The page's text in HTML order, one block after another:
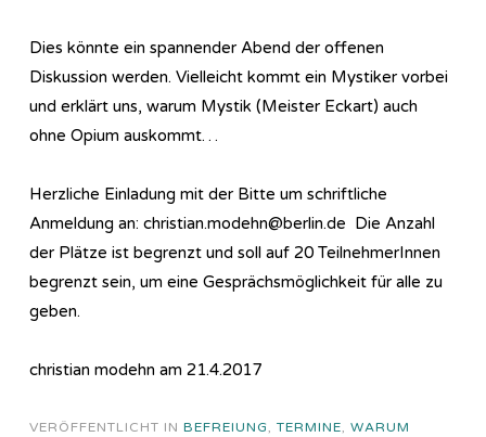
Dies könnte ein spannender Abend der offenen
Diskussion werden. Vielleicht kommt ein Mystiker vorbei
und erklärt uns, warum Mystik (Meister Eckart) auch
ohne Opium auskommt…
Herzliche Einladung mit der Bitte um schriftliche
Anmeldung an: christian.modehn@berlin.de Die Anzahl
der Plätze ist begrenzt und soll auf 20 TeilnehmerInnen
begrenzt sein, um eine Gesprächsmöglichkeit für alle zu
geben.
christian modehn am 21.4.2017
VERÖFFENTLICHT IN BEFREIUNG, TERMINE, WARUM